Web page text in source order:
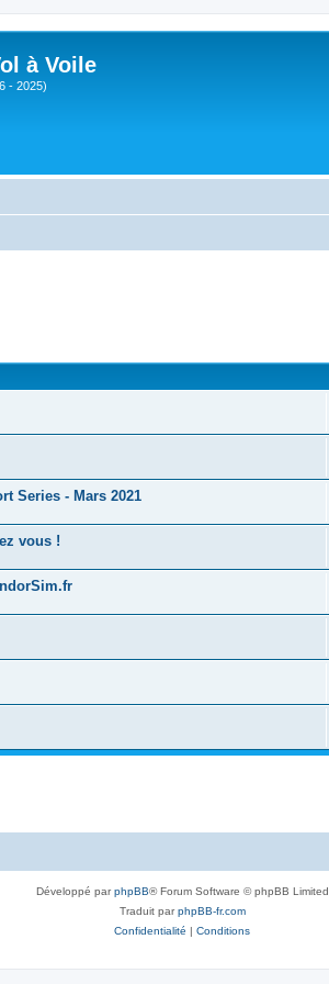
à Voile
- 2025)
Series - Mars 2021
vous !
Développé parphpBB® Forum Software © phpBB Limited
Traduit parphpBB-fr.com
Confidentialité | Conditions